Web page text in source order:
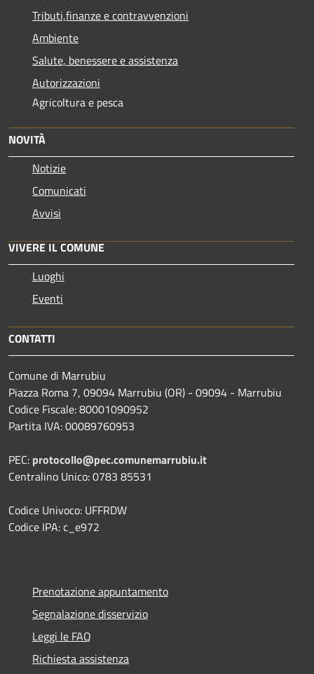
Tributi,finanze e contravvenzioni
Ambiente
Salute, benessere e assistenza
Autorizzazioni
Agricoltura e pesca
NOVITÀ
Notizie
Comunicati
Avvisi
VIVERE IL COMUNE
Luoghi
Eventi
CONTATTI
Comune di Marrubiu
Piazza Roma 7, 09094 Marrubiu (OR) - 09094 - Marrubiu
Codice Fiscale: 80001090952
Partita IVA: 00089760953
PEC: protocollo@pec.comunemarrubiu.it
Centralino Unico: 0783 85531
Codice Univoco: UFFRDW
Codice IPA: c_e972
Prenotazione appuntamento
Segnalazione disservizio
Leggi le FAQ
Richiesta assistenza